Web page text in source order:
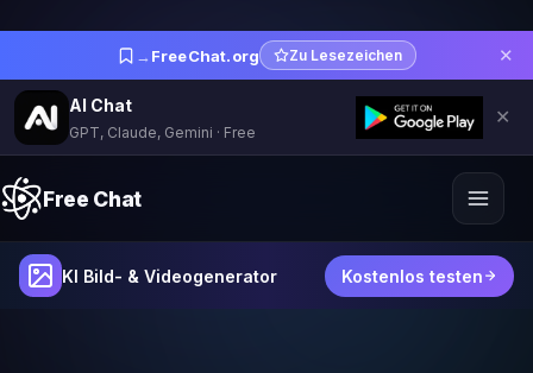
→ FreeChat.org Zu Lesezeichen ✕
AI Chat
GPT, Claude, Gemini · Free
✕
Free Chat
KI Bild- & Videogenerator Kostenlos testen